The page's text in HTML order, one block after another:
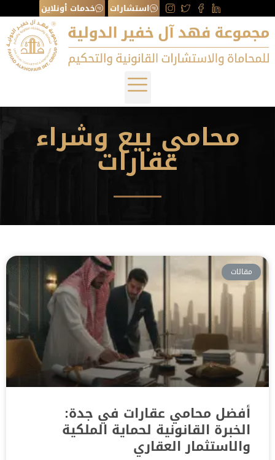
استشارات خدمات أونلاين
محامي بيع وشراء
عقارات
مقالات
أفضل محامي عقارات في جدة:
الخبرة القانونية لحماية الملكية
والاستثمار العقاري